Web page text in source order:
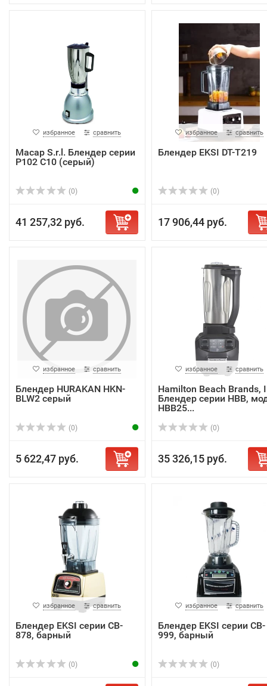
избранное сравнить
Macap S.r.l. Блендер серии
P102 C10 (серый)
(0)
41 257,32 руб.
избранное сравнить
Блендер EKSI DT-T219
(0)
17 906,44 руб.
избранное сравнить
Блендер HURAKAN HKN-
BLW2 серый
(0)
5 622,47 руб.
избранное сравнить
Hamilton Beach Brands,
Блендер серии HBB,
HBB25...
(0)
35 326,15 руб.
избранное сравнить
Блендер EKSI серии CB-
878, барный
(0)
избранное сравнить
Блендер EKSI серии CB-
999, барный
(0)